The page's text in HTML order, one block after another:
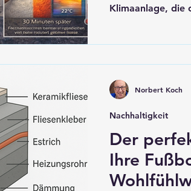
Klimaanlage, die
Heizung läuft.
bereits heute in
Der
Ihre
Nachhaltigkeit
Norbert Koch